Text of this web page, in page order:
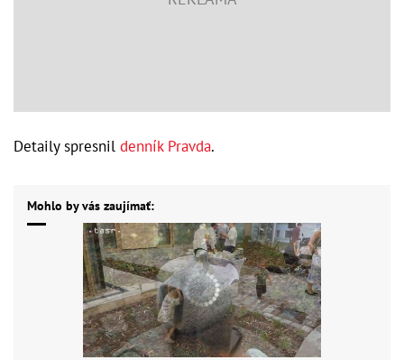
Detaily spresnil denník Pravda.
Mohlo by vás zaujímať: